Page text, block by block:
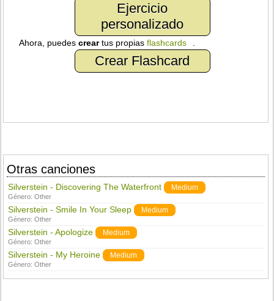
Ejercicio
personalizado
Ahora, puedescreartus propiasflashcards
Crear Flashcard
Otras canciones
Silverstein - Discovering The Waterfront Medium
Género:Other
Silverstein - Smile In Your Sleep Medium
Género:Other
Silverstein - Apologize Medium
Género:Other
Silverstein - My Heroine Medium
Género:Other